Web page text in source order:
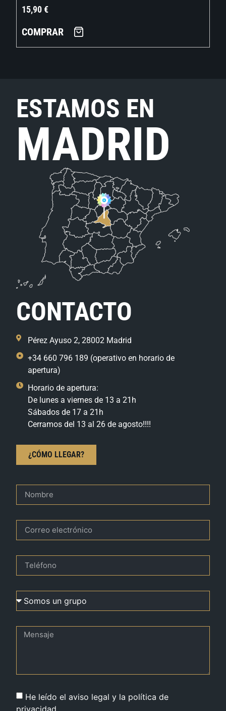
15,90€
COMPRAR
ESTAMOS EN
MADRID
CONTACTO
Pérez Ayuso 2, 28002 Madrid
+34 660 796 189 (operativo en horario de
apertura)
Horario de apertura:
De lunes a viernes de 13 a 21h
Sábados de 17 a 21h
Cerramos del 13 al 26 de agosto!!!!
¿CÓMO LLEGAR?
He leído el aviso legal y la política de
privacidad